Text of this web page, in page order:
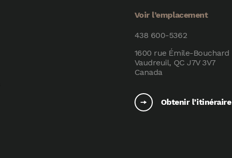
Voir l’emplacement
438 600-5362
1600 rue Émile-Bouchard
Vaudreuil, QC J7V 3V7
Canada
Obtenir l’itinéraire